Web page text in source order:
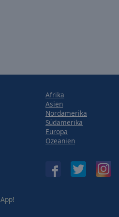
App!
Afrika
Asien
Nordamerika
Südamerika
Europa
Ozeanien